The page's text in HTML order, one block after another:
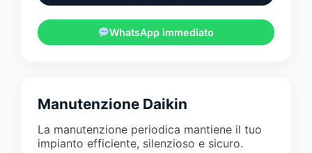
WhatsApp immediato
Manutenzione Daikin
La manutenzione periodica mantiene il tuo
impianto efficiente, silenzioso e sicuro.